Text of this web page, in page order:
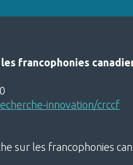
francophonies
innovation/crccf
sur les francophonies